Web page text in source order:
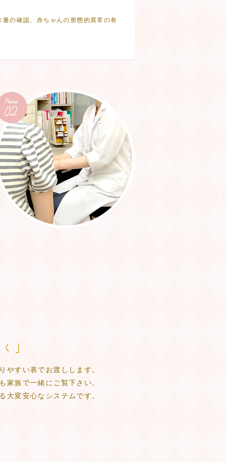
の確認、赤ちゃんの形態的異常の有
やすい表でお渡しします。
家族で一緒にご覧下さい。
大変安心なシステムです。